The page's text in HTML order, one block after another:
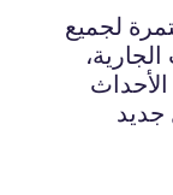
لجميع
الجارية،